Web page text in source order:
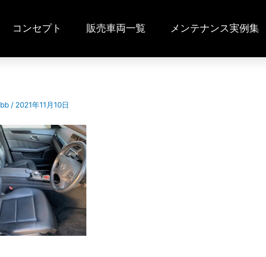
コンセプト 販売車両一覧 メンテナンス実例集
bb/ 2021年11月10日